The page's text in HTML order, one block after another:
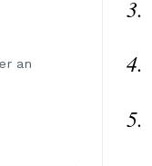
an